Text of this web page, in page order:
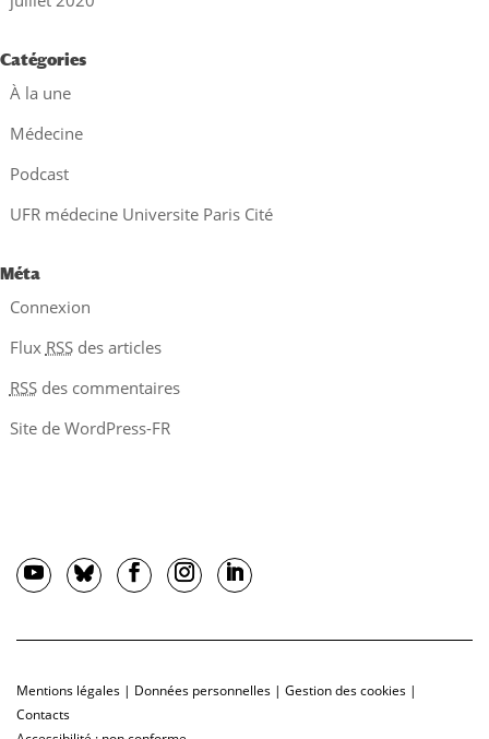
Catégories
À la une
Médecine
Podcast
UFR médecine Universite Paris Cité
Méta
Connexion
Flux RSSdes articles
RSSdes commentaires
Site de WordPress-FR
Mentions légales | Données personnelles | Gestion des cookies |
Contacts